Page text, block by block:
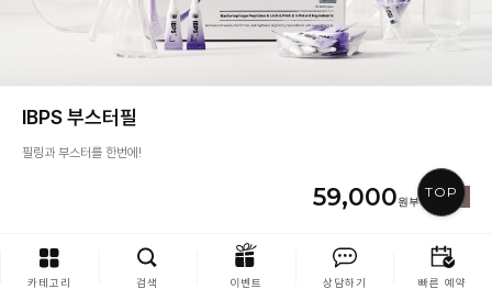
카테고리 검색 이벤트 상담하기 빠른 예약
TOP
IBPS 부스터필
필링과 부스터를 한번에!
59,000